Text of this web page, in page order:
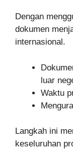
Dengan
dokumen
internasional.
luar
Waktu
Langkah ini
keseluruhan